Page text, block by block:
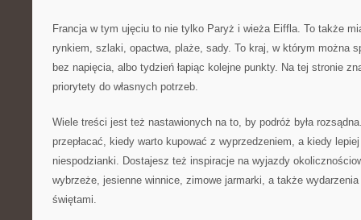
Francja w tym ujęciu to nie tylko Paryż i wieża Eiffla. To także
rynkiem, szlaki, opactwa, plaże, sady. To kraj, w którym można
bez napięcia, albo tydzień łapiąc kolejne punkty. Na tej stronie
priorytety do własnych potrzeb.
Wiele treści jest też nastawionych na to, by podróż była
przepłacać, kiedy warto kupować z wyprzedzeniem, a kiedy
niespodzianki. Dostajesz też inspiracje na wyjazdy
wybrzeże, jesienne winnice, zimowe jarmarki, a także
świętami.